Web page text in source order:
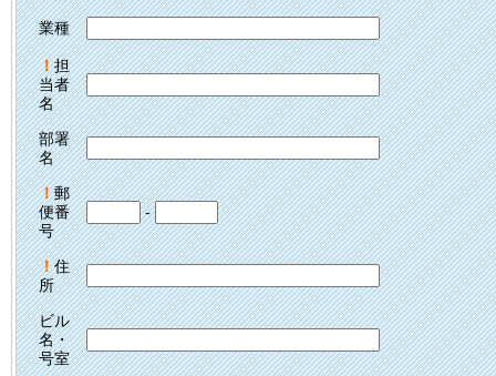
業種
！担
当者
名
部署
名
！郵
便番
号
-
！住
所
ビル
名・
号室